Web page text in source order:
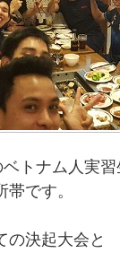
トナム人実習
です。
の決起大会と